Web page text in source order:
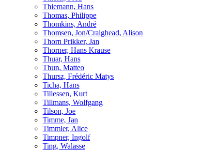
Thiemann, Hans
Thomas, Philippe
Thomkins, André
Thomsen, Jon/Craighead, Alison
Thorn Prikker, Jan
Thorner, Hans Krause
Thuar, Hans
Thun, Matteo
Thursz, Frédéric Matys
Ticha, Hans
Tillessen, Kurt
Tillmans, Wolfgang
Tilson, Joe
Timme, Jan
Timmler, Alice
Timpner, Ingolf
Ting, Walasse